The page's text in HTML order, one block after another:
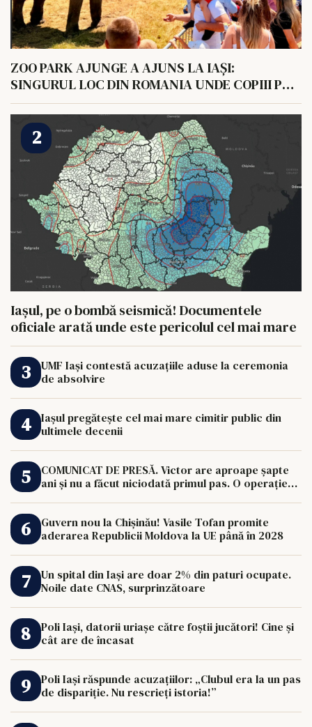
ZOO PARK AJUNGE A AJUNS LA IAȘI:
SINGURUL LOC DIN ROMANIA UNDE COPIII POT
HRANI UN ELEFANT
Iașul, pe o bombă seismică! Documentele
oficiale arată unde este pericolul cel mai mare
UMF Iași contestă acuzațiile aduse la ceremonia
de absolvire
Iașul pregătește cel mai mare cimitir public din
ultimele decenii
COMUNICAT DE PRESĂ. Victor are aproape șapte
ani și nu a făcut niciodată primul pas. O operație
Guvern nou la Chișinău! Vasile Tofan promite
aderarea Republicii Moldova la UE până în 2028
Un spital din Iași are doar 2% din paturi ocupate.
Noile date CNAS, surprinzătoare
Poli Iași, datorii uriașe către foștii jucători! Cine și
cât are de încasat
Poli Iași răspunde acuzațiilor: „Clubul era la un pas
de dispariție. Nu rescrieți istoria!”